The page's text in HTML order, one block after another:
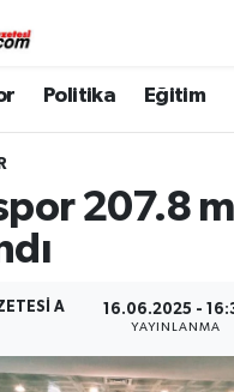
Politika Eğitim
207.8
A 16.06.2025 -
YAYINLANMA
Durumu ve Fikstür